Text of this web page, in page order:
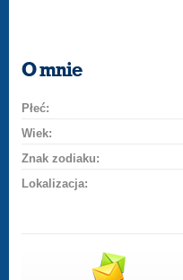
O mnie
Płeć:
Wiek:
Znak zodiaku:
Lokalizacja: